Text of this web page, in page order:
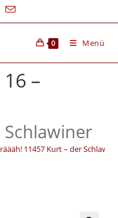
0 Menü
–
11457 Kurt – der